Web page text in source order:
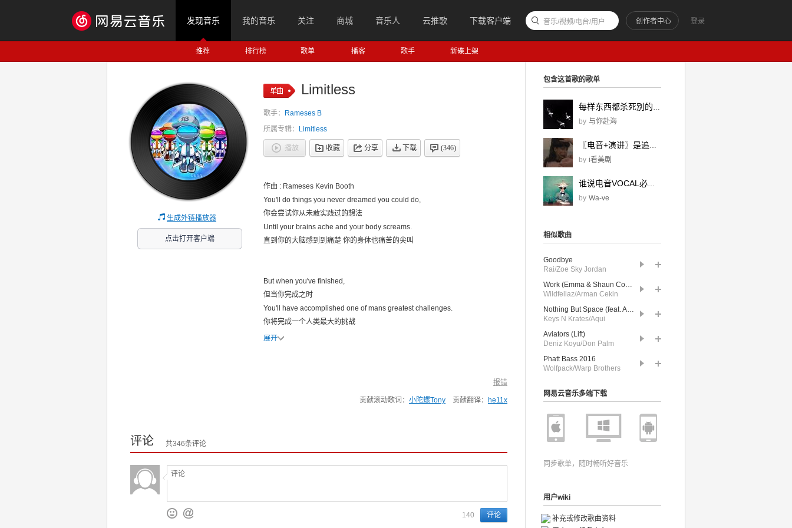
发现音乐 我的音乐 关注 商城 音乐人 云推歌 下载客户端 登录
创作者中心
音乐/视频/电台/用户
推荐 排行榜 歌单 播客 歌手 新碟上架